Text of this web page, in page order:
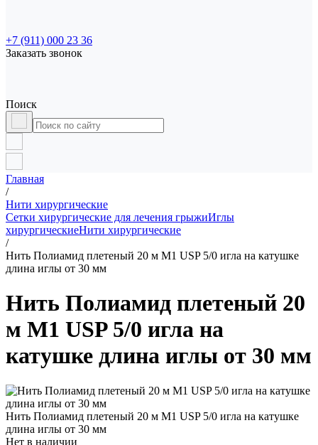
+7 (911) 000 23 36
Заказать звонок
Поиск
Главная
/
Нити хирургические
Сетки хирургические для лечения грыжиИглы
хирургическиеНити хирургические
/
Нить Полиамид плетеный 20 м М1 USP 5/0 игла на катушке
длина иглы от 30 мм
Нить Полиамид плетеный 20
м М1 USP 5/0 игла на
катушке длина иглы от 30 мм
Нить Полиамид плетеный 20 м М1 USP 5/0 игла на катушке
длина иглы от 30 мм
Нет в наличии